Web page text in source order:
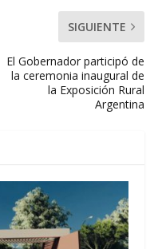
SIGUIENTE
El Gobernador participó de
la ceremonia inaugural de
la Exposición Rural
Argentina